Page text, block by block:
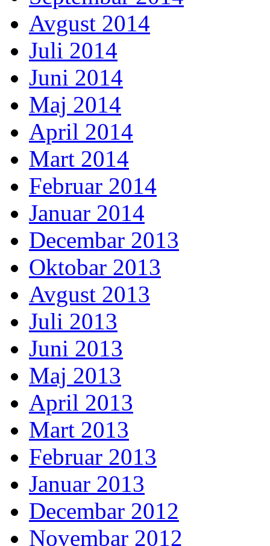
Avgust 2014
Juli 2014
Juni 2014
Maj 2014
April 2014
Mart 2014
Februar 2014
Januar 2014
Decembar 2013
Oktobar 2013
Avgust 2013
Juli 2013
Juni 2013
Maj 2013
April 2013
Mart 2013
Februar 2013
Januar 2013
Decembar 2012
Novembar 2012